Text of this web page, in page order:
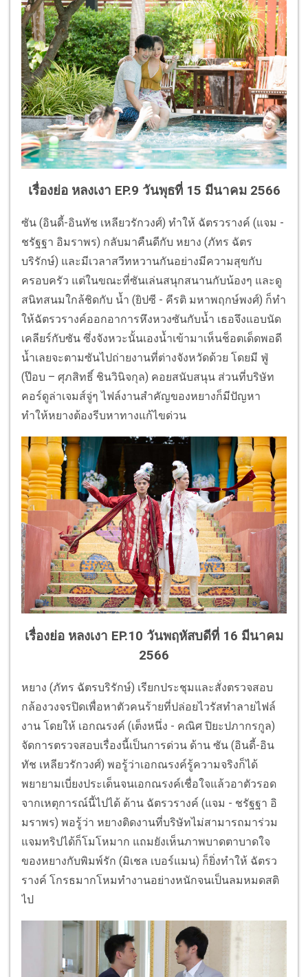
เรื่องย่อ หลงเงา EP.9 วันพุธที่ 15 มีนาคม 2566
ซัน (อินดี้-อินทัช เหลียวรักวงศ์) ทำให้ ฉัตรวรางค์ (แจม -
ชรัฐฐา อิมราพร) กลับมาคืนดีกับ หยาง (ภัทร ฉัตร
บริรักษ์) และมีเวลาสวีทหวานกันอย่างมีความสุขกับ
ครอบครัว แต่ในขณะที่ซันเล่นสนุกสนานกับน้องๆ และดู
สนิทสนมใกล้ชิดกับ น้ำ (ยิปซี - คีรติ มหาพฤกษ์พงศ์) ก็ทำ
ให้ฉัตรวรางค์ออกอาการหึงหวงซันกับน้ำ เธอจึงแอบนัด
เคลียร์กับซัน ซึ่งจังหวะนั้นเองน้ำเข้ามาเห็นช็อตเด็ดพอดี
น้ำเลยจะตามซันไปถ่ายงานที่ต่างจังหวัดด้วย โดยมี ฟู่
(ป๊อบ – ศุภสิทธิ์ ชินวินิจกุล) คอยสนับสนุน ส่วนที่บริษัท
คอร์ดูล่าเจมส์จู่ๆ ไฟล์งานสำคัญของหยางก็มีปัญหา
ทำให้หยางต้องรีบหาทางแก้ไขด่วน
เรื่องย่อ หลงเงา EP.10 วันพฤหัสบดีที่ 16 มีนาคม
2566
หยาง (ภัทร ฉัตรบริรักษ์) เรียกประชุมและสั่งตรวจสอบ
กล้องวงจรปิดเพื่อหาตัวคนร้ายที่ปล่อยไวรัสทำลายไฟล์
งาน โดยให้ เอกณรงค์ (เต็งหนึ่ง - คณิศ ปิยะปภากรกูล)
จัดการตรวจสอบเรื่องนี้เป็นการด่วน ด้าน ซัน (อินดี้-อิน
ทัช เหลียวรักวงศ์) พอรู้ว่าเอกณรงค์รู้ความจริงก็ได้
พยายามเบี่ยงประเด็นจนเอกณรงค์เชื่อใจแล้วอาตัวรอด
จากเหตุการณ์นี้ไปได้ ด้าน ฉัตรวรางค์ (แจม - ชรัฐฐา อิ
มราพร) พอรู้ว่า หยางติดงานที่บริษัทไม่สามารถมาร่วม
แจมทริปได้ก็โมโหมาก แถมยังเห็นภาพบาดตาบาดใจ
ของหยางกับพิมพ์รัก (มิเชล เบอร์แมน) ก็ยิ่งทำให้ ฉัตรว
รางค์ โกรธมากโหมทำงานอย่างหนักจนเป็นลมหมดสติ
ไป